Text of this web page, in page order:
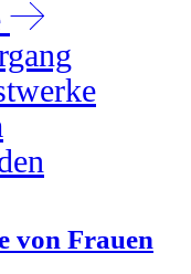
von Frauen